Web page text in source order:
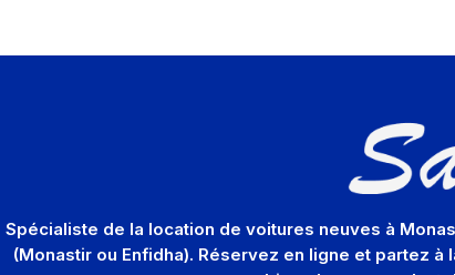
Spécialiste de la location de voitures neuves à
(Monastir ou Enfidha). Réservez en ligne et partez